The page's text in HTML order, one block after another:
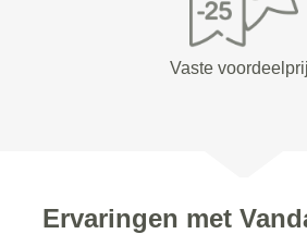
Vaste
Ervaringen met